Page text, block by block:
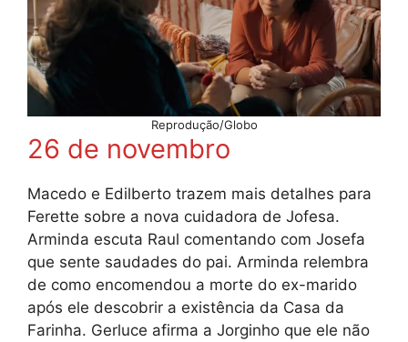
Reprodução/Globo
26 de novembro
Macedo e Edilberto trazem mais detalhes para
Ferette sobre a nova cuidadora de Jofesa.
Arminda escuta Raul comentando com Josefa
que sente saudades do pai. Arminda relembra
de como encomendou a morte do ex-marido
após ele descobrir a existência da Casa da
Farinha. Gerluce afirma a Jorginho que ele não